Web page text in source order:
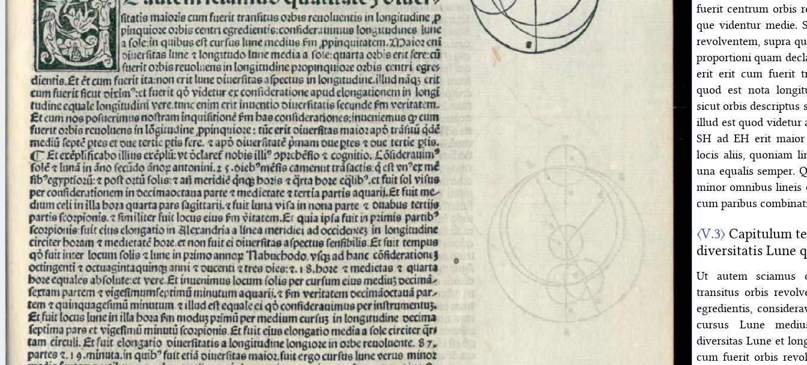
betaGlossary
Resources
Licenses·FAQ·Contact·
Impressum·Privacy· 2013
Print 🖨
fuerit centrum orbis
que videntur medie.
revolventem, supra
proportioni quam
erit erit cum fuerit
quod est nota
sicut orbis descriptus
illud est quod videtur
SH ad EH erit maior
locis aliis, quoniam
una equalis semper.
minor omnibus lineis
cum paribus
〈V.3〉 Capitulum
diversitatis Lune
Ut autem sciamus
transitus orbis
egredientis,
cursus Lune
diversitas Lune et
cum fuerit orbis